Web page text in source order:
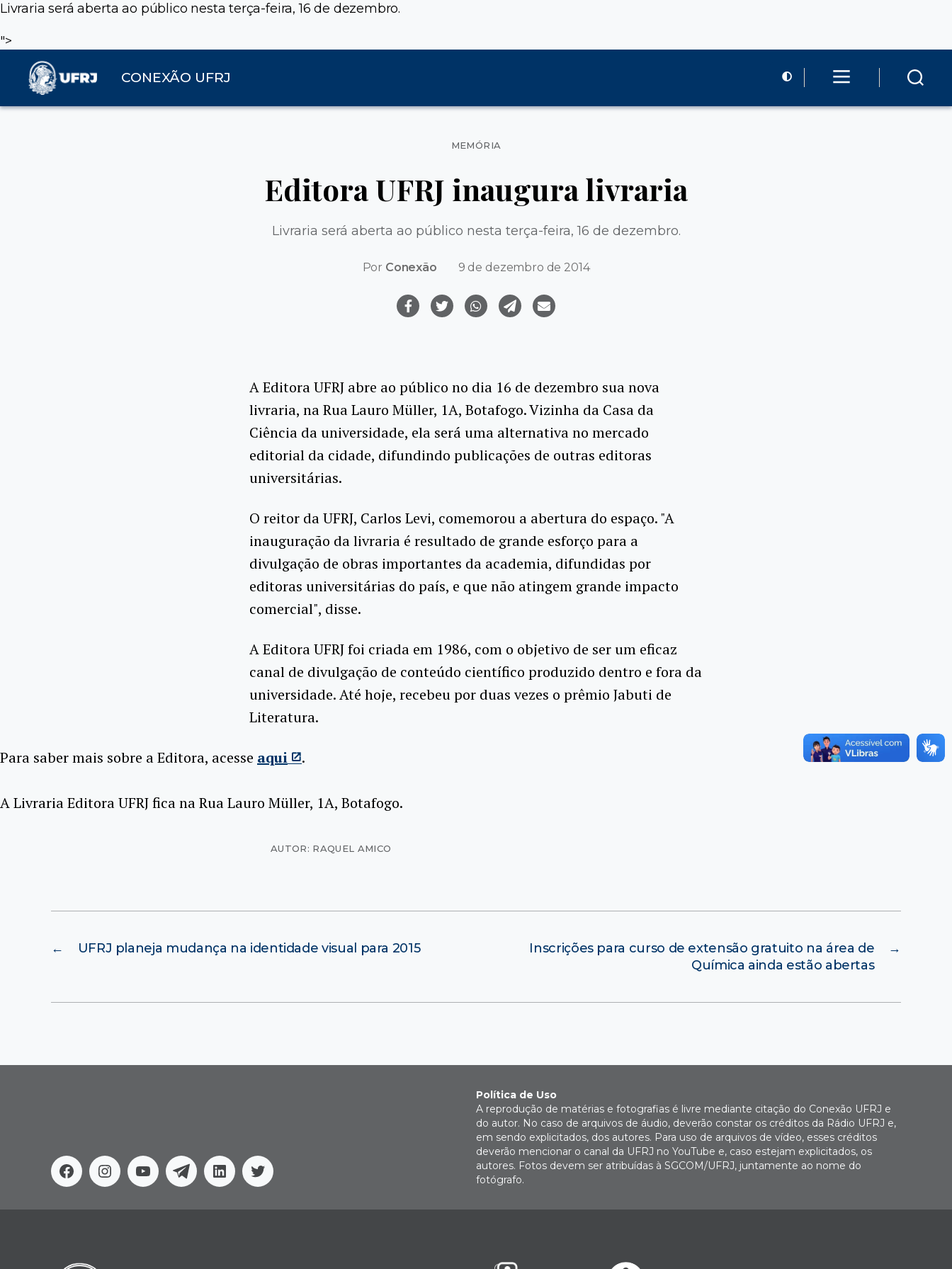
Livraria será aberta ao público nesta terça-feira, 16 de dezembro.
">
CONEXÃO UFRJ
Categorias
MEMÓRIA
Editora UFRJ inaugura livraria
Livraria será aberta ao público nesta terça-feira, 16 de dezembro.
Por Conexão 9 de dezembro de 2014
A Editora UFRJ abre ao público no dia 16 de dezembro sua nova
livraria, na Rua Lauro Müller, 1A, Botafogo. Vizinha da Casa da
Ciência da universidade, ela será uma alternativa no mercado
editorial da cidade, difundindo publicações de outras editoras
universitárias.
O reitor da UFRJ, Carlos Levi, comemorou a abertura do espaço. "A
inauguração da livraria é resultado de grande esforço para a
divulgação de obras importantes da academia, difundidas por
editoras universitárias do país, e que não atingem grande impacto
comercial", disse.
A Editora UFRJ foi criada em 1986, com o objetivo de ser um eficaz
canal de divulgação de conteúdo científico produzido dentro e fora da
universidade. Até hoje, recebeu por duas vezes o prêmio Jabuti de
Literatura.
Para saber mais sobre a Editora, acesse aqui .
A Livraria Editora UFRJ fica na Rua Lauro Müller, 1A, Botafogo.
AUTOR: RAQUEL AMICO
← UFRJ planeja mudança na identidade visual para 2015 →
Inscrições para curso de extensão gratuito na área de
Química ainda estão abertas
FacebookInstagram
YoutubeTelegramLinkedinTwitter
Política de Uso
A reprodução de matérias e fotografias é livre mediante citação do Conexão UFRJ e
do autor. No caso de arquivos de áudio, deverão constar os créditos da Rádio UFRJ e,
em sendo explicitados, dos autores. Para uso de arquivos de vídeo, esses créditos
deverão mencionar o canal da UFRJ no YouTube e, caso estejam explicitados, os
autores. Fotos devem ser atribuídas à SGCOM/UFRJ, juntamente ao nome do
fotógrafo.